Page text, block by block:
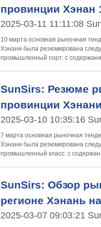
провинции Хэнан
2025-03-11 11:11:08
10 марта основная рыночная
Хэнани была резюмирована следующим
промышленный сорт: с
SunSirs: Резюме
провинции
2025-03-10 10:35:16
7 марта основная рыночная
Хэнани была резюмирована следующим
промышленный класс: с
SunSirs: Обзор
регионе Хэнань
2025-03-07 09:03:21